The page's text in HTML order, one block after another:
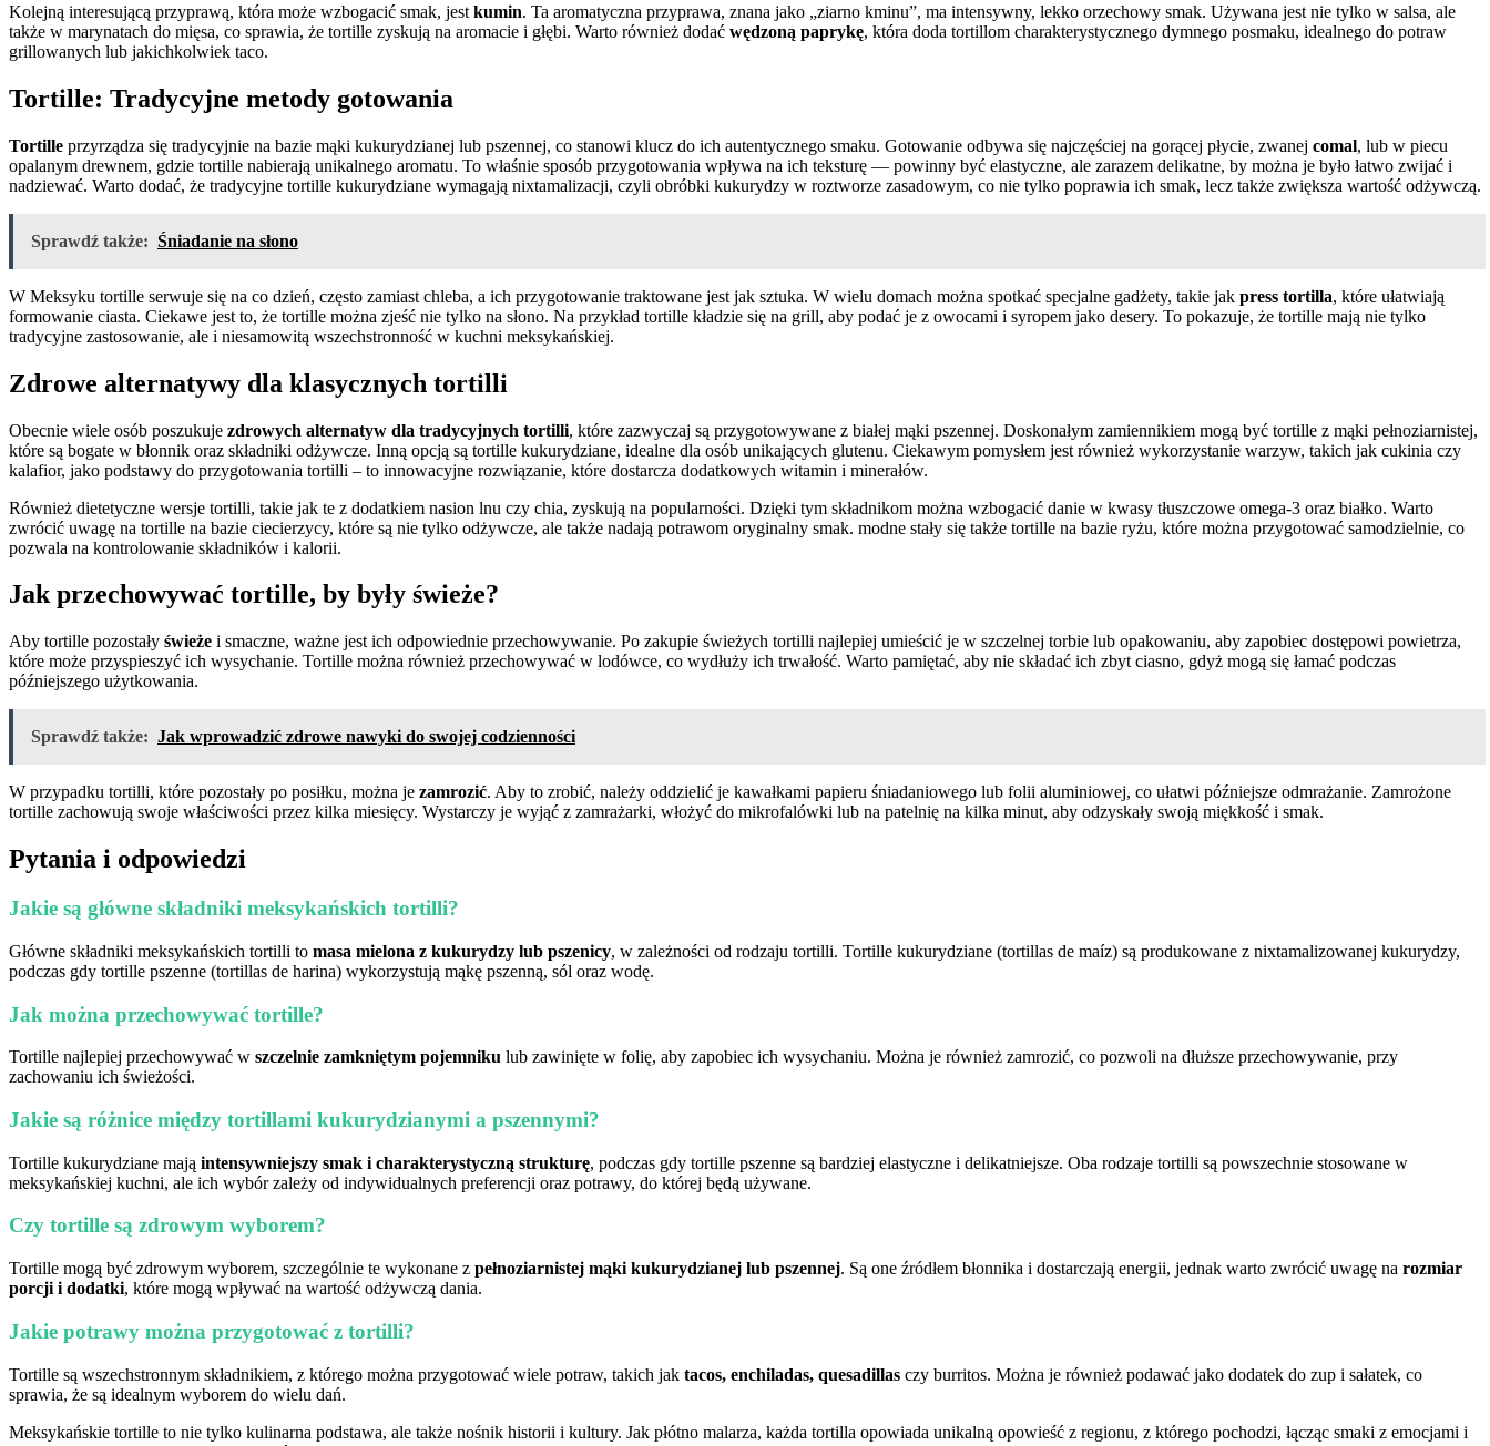
Kolejną interesującą przyprawą, która może wzbogacić smak, jest kumin. Ta aromatyczna przyprawa, znana jako „ziarno kminu”, ma intensywny, lekko orzechowy smak. Używana jest nie tylko w salsa, ale
także w marynatach do mięsa, co sprawia, że tortille zyskują na aromacie i głębi. Warto również dodać wędzoną paprykę, która doda tortillom charakterystycznego dymnego posmaku, idealnego do potraw
grillowanych lub jakichkolwiek taco.
Tortille: Tradycyjne metody gotowania
Tortille przyrządza się tradycyjnie na bazie mąki kukurydzianej lub pszennej, co stanowi klucz do ich autentycznego smaku. Gotowanie odbywa się najczęściej na gorącej płycie, zwanej comal, lub w piecu
opalanym drewnem, gdzie tortille nabierają unikalnego aromatu. To właśnie sposób przygotowania wpływa na ich teksturę — powinny być elastyczne, ale zarazem delikatne, by można je było łatwo zwijać i
nadziewać. Warto dodać, że tradycyjne tortille kukurydziane wymagają nixtamalizacji, czyli obróbki kukurydzy w roztworze zasadowym, co nie tylko poprawia ich smak, lecz także zwiększa wartość odżywczą.
Sprawdź także: Śniadanie na słono
W Meksyku tortille serwuje się na co dzień, często zamiast chleba, a ich przygotowanie traktowane jest jak sztuka. W wielu domach można spotkać specjalne gadżety, takie jak press tortilla, które ułatwiają
formowanie ciasta. Ciekawe jest to, że tortille można zjeść nie tylko na słono. Na przykład tortille kładzie się na grill, aby podać je z owocami i syropem jako desery. To pokazuje, że tortille mają nie tylko
tradycyjne zastosowanie, ale i niesamowitą wszechstronność w kuchni meksykańskiej.
Zdrowe alternatywy dla klasycznych tortilli
Obecnie wiele osób poszukuje zdrowych alternatyw dla tradycyjnych tortilli, które zazwyczaj są przygotowywane z białej mąki pszennej. Doskonałym zamiennikiem mogą być tortille z mąki pełnoziarnistej,
które są bogate w błonnik oraz składniki odżywcze. Inną opcją są tortille kukurydziane, idealne dla osób unikających glutenu. Ciekawym pomysłem jest również wykorzystanie warzyw, takich jak cukinia czy
kalafior, jako podstawy do przygotowania tortilli – to innowacyjne rozwiązanie, które dostarcza dodatkowych witamin i minerałów.
Również dietetyczne wersje tortilli, takie jak te z dodatkiem nasion lnu czy chia, zyskują na popularności. Dzięki tym składnikom można wzbogacić danie w kwasy tłuszczowe omega-3 oraz białko. Warto
zwrócić uwagę na tortille na bazie ciecierzycy, które są nie tylko odżywcze, ale także nadają potrawom oryginalny smak. modne stały się także tortille na bazie ryżu, które można przygotować samodzielnie, co
pozwala na kontrolowanie składników i kalorii.
Jak przechowywać tortille, by były świeże?
Aby tortille pozostały świeże i smaczne, ważne jest ich odpowiednie przechowywanie. Po zakupie świeżych tortilli najlepiej umieścić je w szczelnej torbie lub opakowaniu, aby zapobiec dostępowi powietrza,
które może przyspieszyć ich wysychanie. Tortille można również przechowywać w lodówce, co wydłuży ich trwałość. Warto pamiętać, aby nie składać ich zbyt ciasno, gdyż mogą się łamać podczas
późniejszego użytkowania.
Sprawdź także: Jak wprowadzić zdrowe nawyki do swojej codzienności
W przypadku tortilli, które pozostały po posiłku, można je zamrozić. Aby to zrobić, należy oddzielić je kawałkami papieru śniadaniowego lub folii aluminiowej, co ułatwi późniejsze odmrażanie. Zamrożone
tortille zachowują swoje właściwości przez kilka miesięcy. Wystarczy je wyjąć z zamrażarki, włożyć do mikrofalówki lub na patelnię na kilka minut, aby odzyskały swoją miękkość i smak.
Pytania i odpowiedzi
Jakie są główne składniki meksykańskich tortilli?
Główne składniki meksykańskich tortilli to masa mielona z kukurydzy lub pszenicy, w zależności od rodzaju tortilli. Tortille kukurydziane (tortillas de maíz) są produkowane z nixtamalizowanej kukurydzy,
podczas gdy tortille pszenne (tortillas de harina) wykorzystują mąkę pszenną, sól oraz wodę.
Jak można przechowywać tortille?
Tortille najlepiej przechowywać w szczelnie zamkniętym pojemniku lub zawinięte w folię, aby zapobiec ich wysychaniu. Można je również zamrozić, co pozwoli na dłuższe przechowywanie, przy
zachowaniu ich świeżości.
Jakie są różnice między tortillami kukurydzianymi a pszennymi?
Tortille kukurydziane mają intensywniejszy smak i charakterystyczną strukturę, podczas gdy tortille pszenne są bardziej elastyczne i delikatniejsze. Oba rodzaje tortilli są powszechnie stosowane w
meksykańskiej kuchni, ale ich wybór zależy od indywidualnych preferencji oraz potrawy, do której będą używane.
Czy tortille są zdrowym wyborem?
Tortille mogą być zdrowym wyborem, szczególnie te wykonane z pełnoziarnistej mąki kukurydzianej lub pszennej. Są one źródłem błonnika i dostarczają energii, jednak warto zwrócić uwagę na rozmiar
porcji i dodatki, które mogą wpływać na wartość odżywczą dania.
Jakie potrawy można przygotować z tortilli?
Tortille są wszechstronnym składnikiem, z którego można przygotować wiele potraw, takich jak tacos, enchiladas, quesadillas czy burritos. Można je również podawać jako dodatek do zup i sałatek, co
sprawia, że są idealnym wyborem do wielu dań.
Meksykańskie tortille to nie tylko kulinarna podstawa, ale także nośnik historii i kultury. Jak płótno malarza, każda tortilla opowiada unikalną opowieść z regionu, z którego pochodzi, łącząc smaki z emocjami i